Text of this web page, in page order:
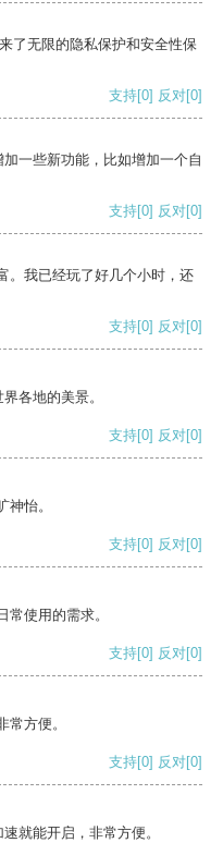
了无限的隐私保护和安全性保
支持[0] 反对[0]
一些新功能，比如增加一个自
支持[0] 反对[0]
。我已经玩了好几个小时，还
支持[0] 反对[0]
各地的美景。
支持[0] 反对[0]
怡。
支持[0] 反对[0]
使用的需求。
支持[0] 反对[0]
方便。
支持[0] 反对[0]
就能开启，非常方便。